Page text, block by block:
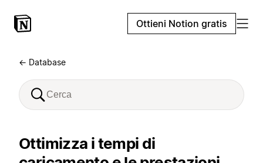
Ottieni Notion gratis
← Database
Ottimizza i tempi di